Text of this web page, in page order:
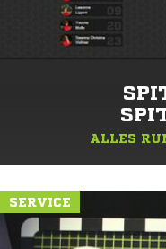
ALLES
SERVICE